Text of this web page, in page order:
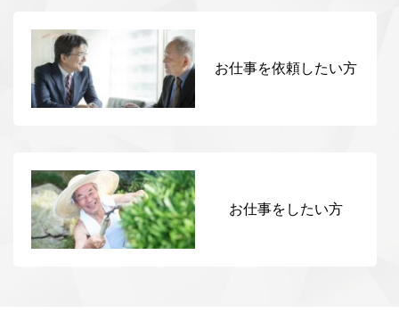
お仕事を依頼したい方
お仕事をしたい方